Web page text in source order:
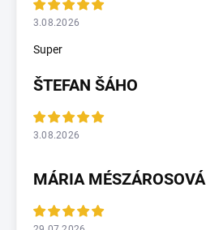
3.08.2026
Super
ŠTEFAN ŠÁHO
3.08.2026
MÁRIA MÉSZÁROSOVÁ